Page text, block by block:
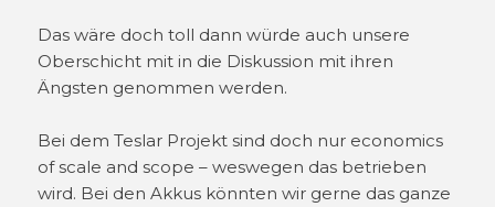
Das wäre doch toll dann würde auch unsere
Oberschicht mit in die Diskussion mit ihren
Ängsten genommen werden.
Bei dem Teslar Projekt sind doch nur economics
of scale and scope – weswegen das betrieben
wird. Bei den Akkus könnten wir gerne das ganze